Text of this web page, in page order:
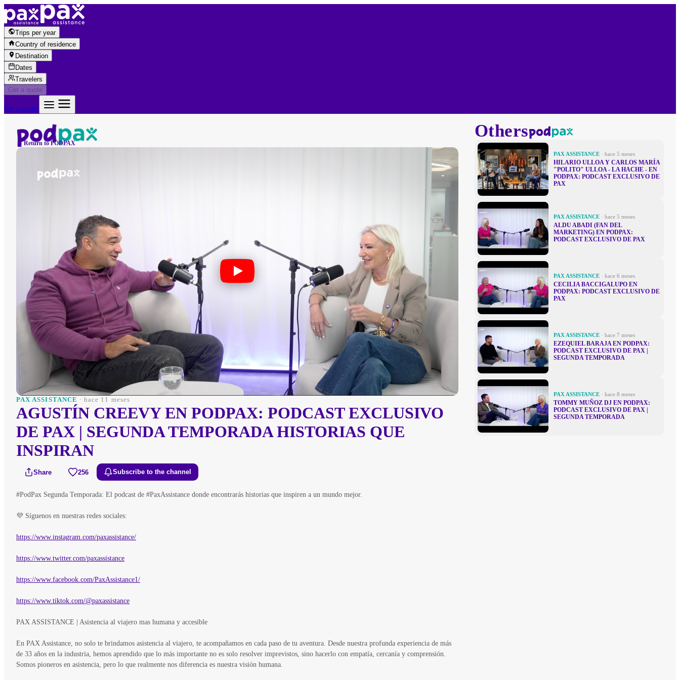
Skip to content
Trips per year
Country of residence
Destination
Dates
Travelers
Get a quote
Get a quote
← Return to PODPAX
PAX ASSISTANCE · hace 11 meses
AGUSTÍN CREEVY EN PODPAX: PODCAST EXCLUSIVO
DE PAX | SEGUNDA TEMPORADA HISTORIAS QUE
INSPIRAN
Share 256 Subscribe to the channel
#PodPax Segunda Temporada: El podcast de #PaxAssistance donde encontrarás historias que inspiren a un mundo mejor.
💜 Síguenos en nuestras redes sociales:
https://www.instagram.com/paxassistance/
https://www.twitter.com/paxassistance
https://www.facebook.com/PaxAssistance1/
https://www.tiktok.com/@paxassistance
PAX ASSISTANCE | Asistencia al viajero mas humana y accesible
En PAX Assistance, no solo te brindamos asistencia al viajero, te acompañamos en cada paso de tu aventura. Desde nuestra profunda experiencia de más
de 33 años en la industria, hemos aprendido que lo más importante no es solo resolver imprevistos, sino hacerlo con empatía, cercanía y comprensión.
Somos pioneros en asistencia, pero lo que realmente nos diferencia es nuestra visión humana.
Others
PAX ASSISTANCE · hace 5 meses
HILARIO ULLOA Y CARLOS MARÍA
"POLITO" ULLOA - LA HACHE - EN
PODPAX: PODCAST EXCLUSIVO DE
PAX
PAX ASSISTANCE · hace 5 meses
ALDU ABADI (FAN DEL
MARKETING) EN PODPAX:
PODCAST EXCLUSIVO DE PAX
PAX ASSISTANCE · hace 6 meses
CECILIA BACCIGALUPO EN
PODPAX: PODCAST EXCLUSIVO DE
PAX
PAX ASSISTANCE · hace 7 meses
EZEQUIEL BARAJA EN PODPAX:
PODCAST EXCLUSIVO DE PAX |
SEGUNDA TEMPORADA
PAX ASSISTANCE · hace 8 meses
TOMMY MUÑOZ DJ EN PODPAX:
PODCAST EXCLUSIVO DE PAX |
SEGUNDA TEMPORADA